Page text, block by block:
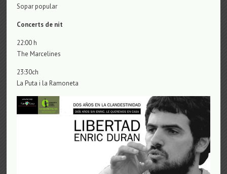
Sopar popular
Concerts de nit
22:00 h
The Marcelines
23:30ch
La Puta i la Ramoneta